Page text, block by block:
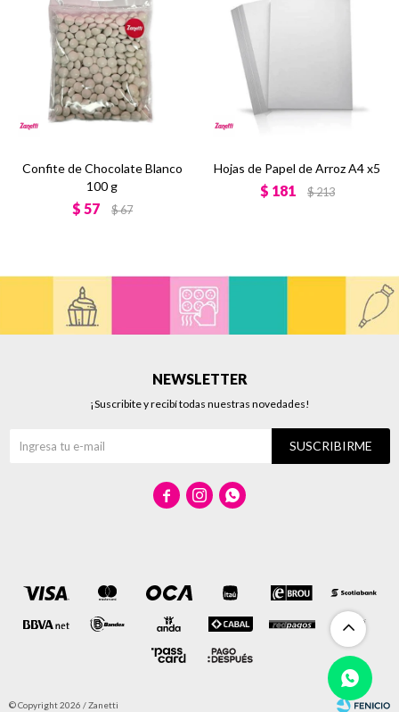
Confite de Chocolate Blanco
100 g
$ 57 $67
Hojas de Papel de Arroz A4 x5
$ 181 $213
NEWSLETTER
¡Suscribite y recibí todas nuestras novedades!
SUSCRIBIRME
  
© Copyright 2026 / Zanetti